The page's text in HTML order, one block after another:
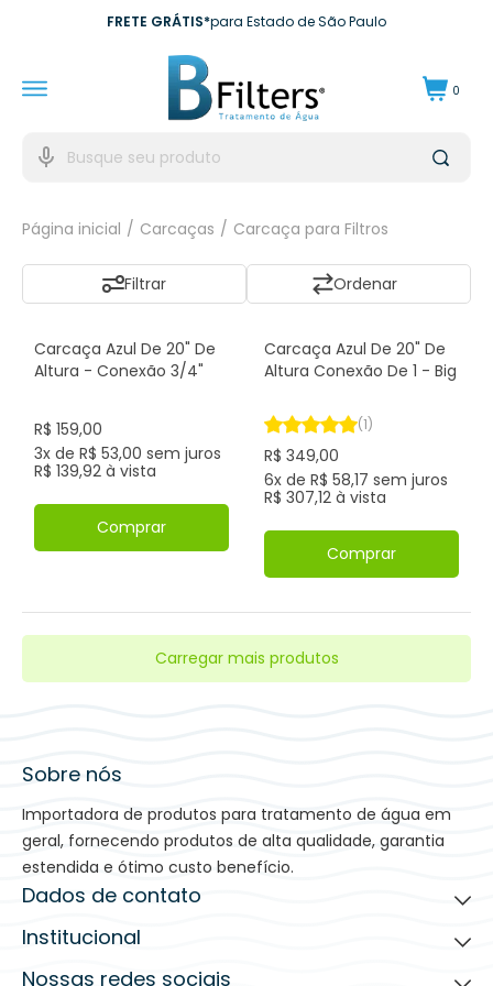
FRETE GRÁTIS*para Estado de São Paulo
10X SEM JUROS*
10% DE CASHBACKPara próxima compra
EXCLUSIVO EMPRESAS*
0
Página inicial Carcaças Carcaça para Filtros
Filtrar
Ordenação
Carcaça Azul De 20" De
Altura - Conexão 3/4"
R$ 159,00
3x de R$ 53,00 sem juros
R$ 139,92 à vista
Comprar
Carcaça Azul De 20" De
Altura Conexão De 1 - Big
(1)
R$ 349,00
6x de R$ 58,17 sem juros
R$ 307,12 à vista
Comprar
Carregar mais produtos
Sobre nós
Importadora de produtos para tratamento de água em
geral, fornecendo produtos de alta qualidade, garantia
estendida e ótimo custo benefício.
Dados de contato
(19) 3935-2203
Institucional
Ajuda para comprar
Nossas redes sociais